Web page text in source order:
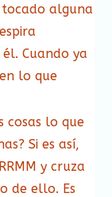
alguna
Cuando ya
lo que
cosas lo que
Si es así,
y cruza
de ello. Es